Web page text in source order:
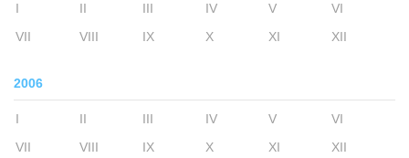
I II III IV V
VI
VII
VIII IX X XI XII
2006
I II III IV V
VI
VII
VIII IX X XI XII